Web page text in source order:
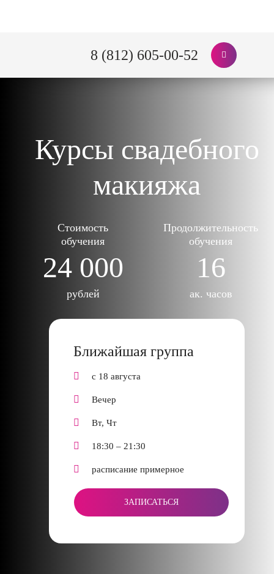
8 (812) 605-00-52
Курсы свадебного
макияжа
Стоимость
обучения
24 000
рублей
Продолжительность
обучения
16
ак. часов
Ближайшая группа
с 18 августа
Вечер
Вт, Чт
18:30 – 21:30
расписание примерное
ЗАПИСАТЬСЯ